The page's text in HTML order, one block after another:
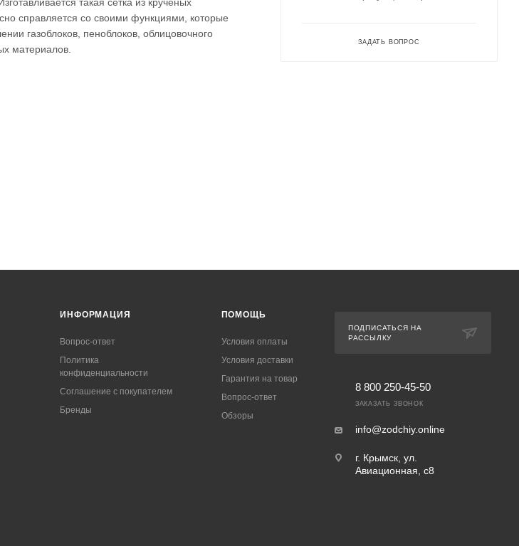
справляется со своими функциями, которые
газоблоков, пеноблоков, облицовочного
материалов.
ЗАДАТЬ ВОПРОС
ИНФОРМАЦИЯ
Вопрос-ответ
Политика
конфиденциальности
Соглашение с покупателем
Бренды
ПОМОЩЬ
Условия оплаты
Условия доставки
Гарантия на товар
Вопрос-ответ
Обзоры
ПОДПИСАТЬСЯ НА
РАССЫЛКУ
8 800 250-45-50
ЗАКАЗАТЬ ЗВОНОК
info@zodchiy.online
г. Крымск, ул.
Авиационная, с8